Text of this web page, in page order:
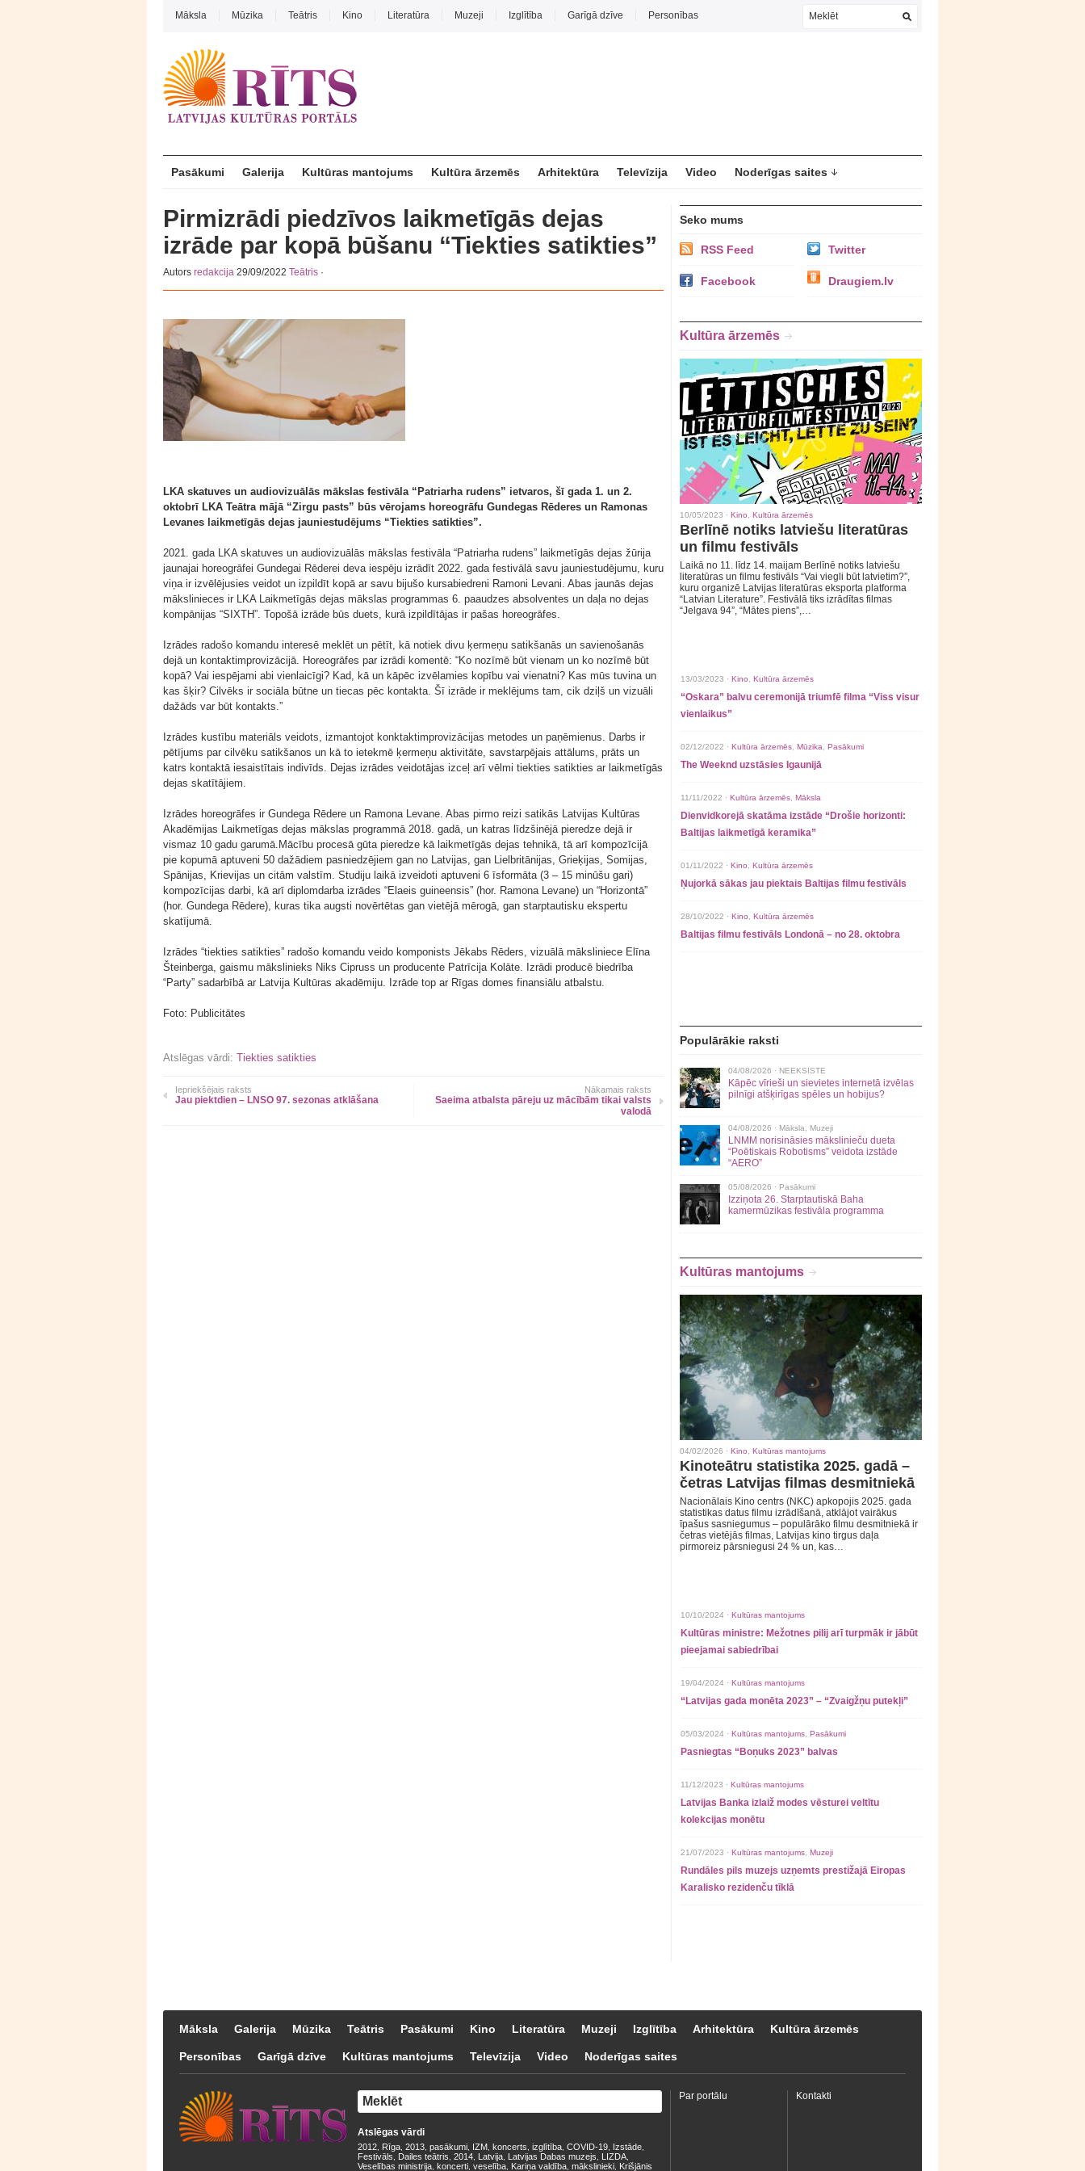
Māksla Mūzika Teātris Kino Literatūra Muzeji Izglītība Garīgā dzīve Personības
Pasākumi Galerija Kultūras mantojums Kultūra ārzemēs Arhitektūra Televīzija Video Noderīgas saites
Pirmizrādi piedzīvos laikmetīgās dejas
izrāde par kopā būšanu “Tiekties satikties”
Autors redakcija 29/09/2022 Teātris ·
LKA skatuves un audiovizuālās mākslas festivāla “Patriarha rudens” ietvaros, šī gada 1. un 2.
oktobrī LKA Teātra mājā “Zirgu pasts” būs vērojams horeogrāfu Gundegas Rēderes un Ramonas
Levanes laikmetīgās dejas jauniestudējums “Tiekties satikties”.
2021. gada LKA skatuves un audiovizuālās mākslas festivāla “Patriarha rudens” laikmetīgās dejas žūrija
jaunajai horeogrāfei Gundegai Rēderei deva iespēju izrādīt 2022. gada festivālā savu jauniestudējumu, kuru
viņa ir izvēlējusies veidot un izpildīt kopā ar savu bijušo kursabiedreni Ramoni Levani. Abas jaunās dejas
mākslinieces ir LKA Laikmetīgās dejas mākslas programmas 6. paaudzes absolventes un daļa no dejas
kompānijas “SIXTH”. Topošā izrāde būs duets, kurā izpildītājas ir pašas horeogrāfes.
Izrādes radošo komandu interesē meklēt un pētīt, kā notiek divu ķermeņu satikšanās un savienošanās
dejā un kontaktimprovizācijā. Horeogrāfes par izrādi komentē: “Ko nozīmē būt vienam un ko nozīmē būt
kopā? Vai iespējami abi vienlaicīgi? Kad, kā un kāpēc izvēlamies kopību vai vienatni? Kas mūs tuvina un
kas šķir? Cilvēks ir sociāla būtne un tiecas pēc kontakta. Šī izrāde ir meklējums tam, cik dziļš un vizuāli
dažāds var būt kontakts.”
Izrādes kustību materiāls veidots, izmantojot konktaktimprovizācijas metodes un paņēmienus. Darbs ir
pētījums par cilvēku satikšanos un kā to ietekmē ķermeņu aktivitāte, savstarpējais attālums, prāts un
katrs kontaktā iesaistītais indivīds. Dejas izrādes veidotājas izceļ arī vēlmi tiekties satikties ar laikmetīgās
dejas skatītājiem.
Izrādes horeogrāfes ir Gundega Rēdere un Ramona Levane. Abas pirmo reizi satikās Latvijas Kultūras
Akadēmijas Laikmetīgas dejas mākslas programmā 2018. gadā, un katras līdzšinējā pieredze dejā ir
vismaz 10 gadu garumā.Mācību procesā gūta pieredze kā laikmetīgās dejas tehnikā, tā arī kompozīcijā
pie kopumā aptuveni 50 dažādiem pasniedzējiem gan no Latvijas, gan Lielbritānijas, Grieķijas, Somijas,
Spānijas, Krievijas un citām valstīm. Studiju laikā izveidoti aptuveni 6 īsformāta (3 ‒ 15 minūšu gari)
kompozīcijas darbi, kā arī diplomdarba izrādes “Elaeis guineensis” (hor. Ramona Levane) un “Horizontā”
(hor. Gundega Rēdere), kuras tika augsti novērtētas gan vietējā mērogā, gan starptautisku ekspertu
skatījumā.
Izrādes “tiekties satikties” radošo komandu veido komponists Jēkabs Rēders, vizuālā māksliniece Elīna
Šteinberga, gaismu mākslinieks Niks Cipruss un producente Patrīcija Kolāte. Izrādi producē biedrība
“Party” sadarbībā ar Latvija Kultūras akadēmiju. Izrāde top ar Rīgas domes finansiālu atbalstu.
Foto: Publicitātes
Atslēgas vārdi: Tiekties satikties
Iepriekšējais raksts
Jau piektdien – LNSO 97. sezonas atklāšana
Nākamais raksts
Saeima atbalsta pāreju uz mācībām tikai valsts
valodā
Seko mums
RSS Feed Twitter
Facebook Draugiem.lv
Kultūra ārzemēs
10/05/2023 · Kino Kultūra ārzemēs
Berlīnē notiks latviešu literatūras
un filmu festivāls
Laikā no 11. līdz 14. maijam Berlīnē notiks latviešu
literatūras un filmu festivāls “Vai viegli būt latvietim?”,
kuru organizē Latvijas literatūras eksporta platforma
“Latvian Literature”. Festivālā tiks izrādītas filmas
“Jelgava 94”, “Mātes piens”,…
13/03/2023 · Kino Kultūra ārzemēs
“Oskara” balvu ceremonijā triumfē filma “Viss visur
vienlaikus”
02/12/2022 · Kultūra ārzemēs Mūzika Pasākumi
The Weeknd uzstāsies Igaunijā
11/11/2022 · Kultūra ārzemēs Māksla
Dienvidkorejā skatāma izstāde “Drošie horizonti:
Baltijas laikmetīgā keramika”
01/11/2022 · Kino Kultūra ārzemēs
Ņujorkā sākas jau piektais Baltijas filmu festivāls
28/10/2022 · Kino Kultūra ārzemēs
Baltijas filmu festivāls Londonā – no 28. oktobra
Populārākie raksti
04/08/2026 · NEEKSISTE
Kāpēc vīrieši un sievietes internetā izvēlas
pilnīgi atšķirīgas spēles un hobijus?
04/08/2026 · Māksla Muzeji
LNMM norisināsies mākslinieču dueta
“Poētiskais Robotisms” veidota izstāde
“AERO”
05/08/2026 · Pasākumi
Izziņota 26. Starptautiskā Baha
kamermūzikas festivāla programma
Kultūras mantojums
04/02/2026 · Kino Kultūras mantojums
Kinoteātru statistika 2025. gadā –
četras Latvijas filmas desmitniekā
Nacionālais Kino centrs (NKC) apkopojis 2025. gada
statistikas datus filmu izrādīšanā, atklājot vairākus
īpašus sasniegumus – populārāko filmu desmitniekā ir
četras vietējās filmas, Latvijas kino tirgus daļa
pirmoreiz pārsniegusi 24 % un, kas…
10/10/2024 · Kultūras mantojums
Kultūras ministre: Mežotnes pilij arī turpmāk ir jābūt
pieejamai sabiedrībai
19/04/2024 · Kultūras mantojums
“Latvijas gada monēta 2023” – “Zvaigžņu putekļi”
05/03/2024 · Kultūras mantojums Pasākumi
Pasniegtas “Boņuks 2023” balvas
11/12/2023 · Kultūras mantojums
Latvijas Banka izlaiž modes vēsturei veltītu
kolekcijas monētu
21/07/2023 · Kultūras mantojums Muzeji
Rundāles pils muzejs uzņemts prestižajā Eiropas
Karalisko rezidenču tīklā
Māksla Galerija Mūzika Teātris Pasākumi Kino Literatūra Muzeji Izglītība Arhitektūra Kultūra ārzemēs
Personības Garīgā dzīve Kultūras mantojums Televīzija Video Noderīgas saites
Atslēgas vārdi
2012 Rīga 2013 pasākumi IZM koncerts izglītība COVID-19 Izstāde
Festivāls Dailes teātris 2014 Latvija Latvijas Dabas muzejs LIZDA
Veselības ministrija koncerti veselība Kariņa valdība mākslinieki Krišjānis
Par portālu Kontakti